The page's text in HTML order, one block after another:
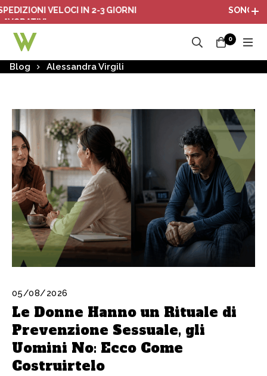
IN 2-3 GIORNI SONO ATTIVI I
0
Blog Alessandra Virgili
05/08/2026
Le Donne Hanno un Rituale di
Prevenzione Sessuale, gli
Uomini No: Ecco Come
Costruirtelo